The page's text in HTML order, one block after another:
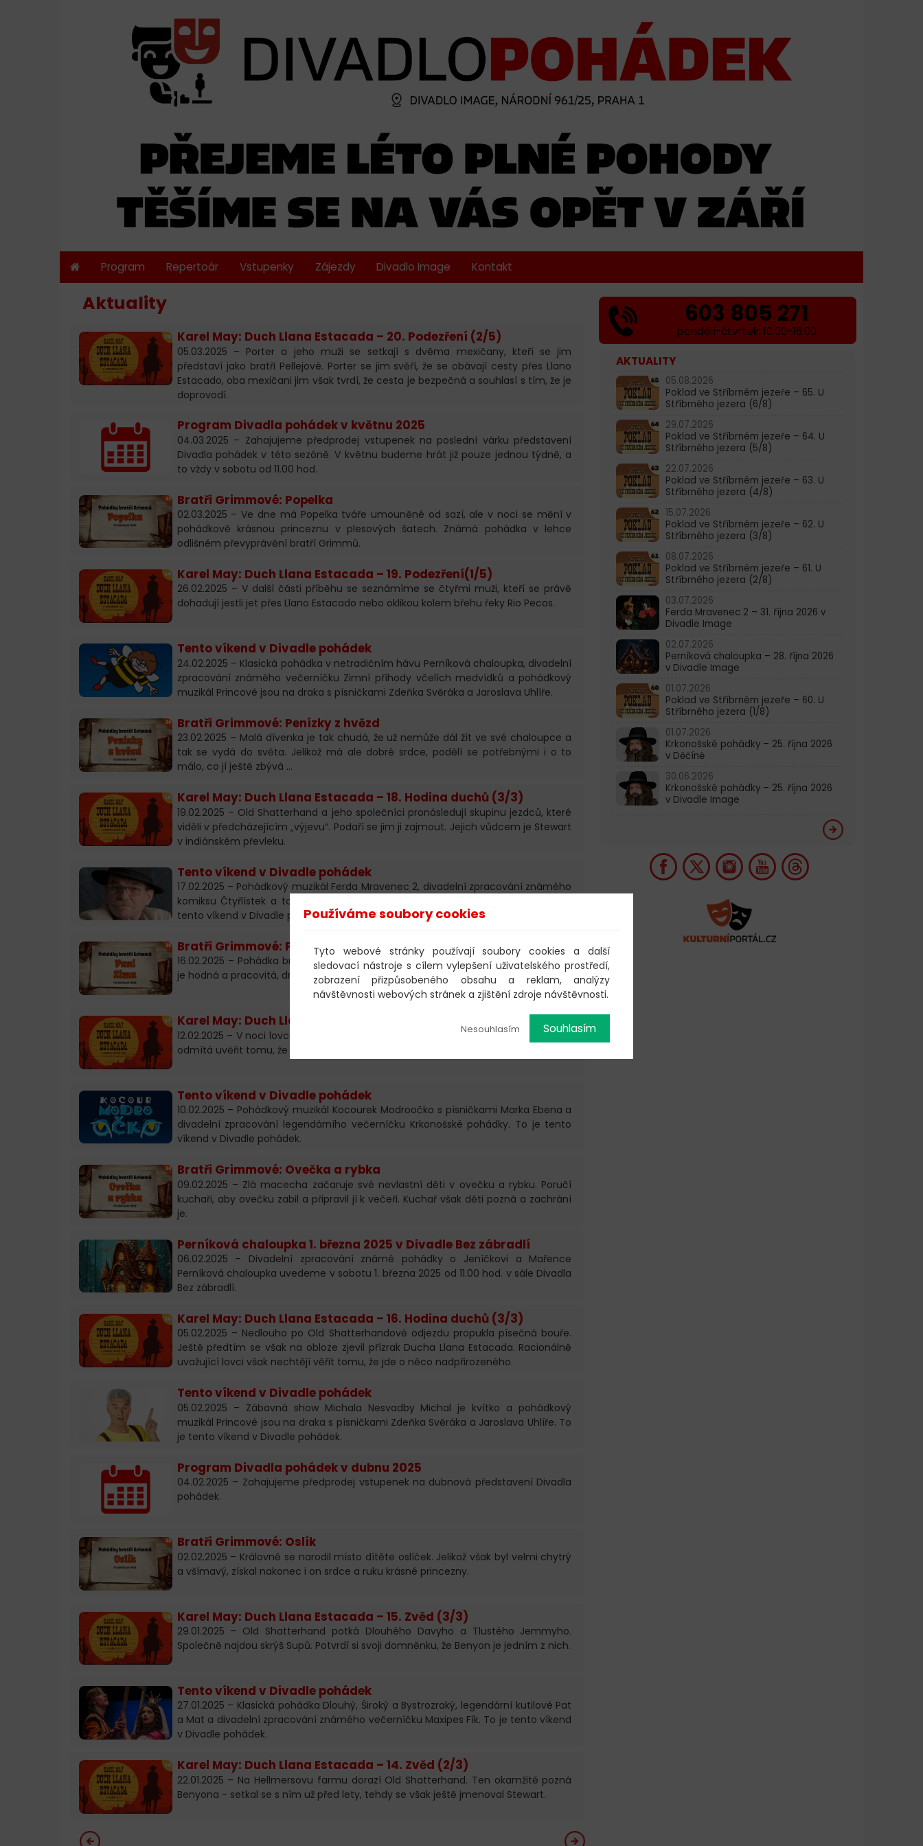
Program Repertoár Vstupenky Zájezdy Divadlo Image Kontakt
Aktuality
Karel May: Duch Llana Estacada – 20. Podezření (2/5)
05.03.2025 – Porter a jeho muži se setkají s dvěma mexičany, kteří se jim
představí jako bratři Pellejové. Porter se jim svěří, že se obávají cesty přes Llano
Estacado, oba mexičani jim však tvrdí, že cesta je bezpečná a souhlasí s tím, že je
doprovodí.
Program Divadla pohádek v květnu 2025
04.03.2025 – Zahajujeme předprodej vstupenek na poslední várku představení
Divadla pohádek v této sezóně. V květnu budeme hrát již pouze jednou týdně, a
to vždy v sobotu od 11.00 hod.
Bratři Grimmové: Popelka
02.03.2025 – Ve dne má Popelka tváře umouněné od sazí, ale v noci se mění v
pohádkově krásnou princeznu v plesových šatech. Známá pohádka v lehce
odlišném převyprávění bratří Grimmů.
Karel May: Duch Llana Estacada – 19. Podezření(1/5)
26.02.2025 – V další části příběhu se seznámíme se čtyřmi muži, kteří se právě
dohadují jestli jet přes Llano Estacado nebo oklikou kolem břehu řeky Rio Pecos.
Tento víkend v Divadle pohádek
24.02.2025 – Klasická pohádka v netradičním hávu Perníková chaloupka, divadelní
zpracování známého večerníčku Zimní příhody včelích medvídků a pohádkový
muzikál Princové jsou na draka s písničkami Zdeňka Svěráka a Jaroslava Uhlíře.
Bratři Grimmové: Penízky z hvězd
23.02.2025 – Malá dívenka je tak chudá, že už nemůže dál žít ve své chaloupce a
tak se vydá do světa. Jelikož má ale dobré srdce, podělí se potřebnými i o to
málo, co jí ještě zbývá …
Karel May: Duch Llana Estacada – 18. Hodina duchů (3/3)
19.02.2025 – Old Shatterhand a jeho společníci pronásledují skupinu jezdců, které
viděli v předcházejícím „výjevu“. Podaří se jim ji zajmout. Jejich vůdcem je Stewart
v indiánském převleku.
Tento víkend v Divadle pohádek
17.02.2025 – Pohádkový muzikál Ferda Mravenec 2, divadelní zpracování známého
komiksu Čtyřlístek a talisman moci a koncert Jaroslava Uhlíře s kapelou. To je
tento víkend v Divadle pohádek.
Bratři Grimmové: Paní Zima
16.02.2025 – Pohádka bratří Grimmů o dvou sestrách, které jsou každá jiná, jedna
je hodná a pracovitá, druhá je líná a zhýčkaná …
Karel May: Duch Llana Estacada – 17. Hodina duchů (2/3)
12.02.2025 – V noci lovce vzbudí další výjevy “Ducha Llana Estacada”. Hobble Frank
odmítá uvěřit tomu, že by to co viděli, šlo nějak racionálně vysvětlit.
Tento víkend v Divadle pohádek
10.02.2025 – Pohádkový muzikál Kocourek Modroočko s písničkami Marka Ebena a
divadelní zpracování legendárního večerníčku Krkonošské pohádky. To je tento
víkend v Divadle pohádek.
Bratři Grimmové: Ovečka a rybka
09.02.2025 – Zlá macecha začaruje své nevlastní děti v ovečku a rybku. Poručí
kuchaři, aby ovečku zabil a připravil jí k večeři. Kuchař však děti pozná a zachrání
je.
Perníková chaloupka 1. března 2025 v Divadle Bez zábradlí
06.02.2025 – Divadelní zpracování známé pohádky o Jeníčkovi a Mařence
Perníková chaloupka uvedeme v sobotu 1. března 2025 od 11.00 hod. v sále Divadla
Bez zábradlí.
Karel May: Duch Llana Estacada – 16. Hodina duchů (3/3)
05.02.2025 – Nedlouho po Old Shatterhandově odjezdu propukla písečná bouře.
Ještě předtím se však na obloze zjevil přízrak Ducha Llana Estacada. Racionálně
uvažující lovci však nechtějí věřit tomu, že jde o něco nadpřirozeného.
Tento víkend v Divadle pohádek
05.02.2025 – Zábavná show Michala Nesvadby Michal je kvítko a pohádkový
muzikál Princové jsou na draka s písničkami Zdeňka Svěráka a Jaroslava Uhlíře. To
je tento víkend v Divadle pohádek.
Program Divadla pohádek v dubnu 2025
04.02.2025 – Zahajujeme předprodej vstupenek na dubnová představení Divadla
pohádek.
Bratři Grimmové: Oslík
02.02.2025 – Královně se narodil místo dítěte oslíček. Jelikož však byl velmi chytrý
a všímavý, získal nakonec i on srdce a ruku krásné princezny.
Karel May: Duch Llana Estacada – 15. Zvěd (3/3)
29.01.2025 – Old Shatterhand potká Dlouhého Davyho a Tlustého Jemmyho.
Společně najdou skrýš Supů. Potvrdí si svoji domněnku, že Benyon je jedním z nich.
Tento víkend v Divadle pohádek
27.01.2025 – Klasická pohádka Dlouhý, Široký a Bystrozraký, legendární kutilové Pat
a Mat a divadelní zpracování známého večerníčku Maxipes Fík. To je tento víkend
v Divadle pohádek.
Karel May: Duch Llana Estacada – 14. Zvěd (2/3)
22.01.2025 – Na Hellmersovu farmu dorazí Old Shatterhand. Ten okamžitě pozná
Benyona - setkal se s ním už před lety, tehdy se však ještě jmenoval Stewart.
603 805 271
pondělí-čtvrtek: 10:00-16:00
AKTUALITY
05.08.2026
Poklad ve Stříbrném jezeře – 65. U
Stříbrného jezera (6/8)
29.07.2026
Poklad ve Stříbrném jezeře – 64. U
Stříbrného jezera (5/8)
22.07.2026
Poklad ve Stříbrném jezeře – 63. U
Stříbrného jezera (4/8)
15.07.2026
Poklad ve Stříbrném jezeře – 62. U
Stříbrného jezera (3/8)
08.07.2026
Poklad ve Stříbrném jezeře – 61. U
Stříbrného jezera (2/8)
03.07.2026
Ferda Mravenec 2 – 31. října 2026 v
Divadle Image
02.07.2026
Perníková chaloupka – 28. října 2026
v Divadle Image
01.07.2026
Poklad ve Stříbrném jezeře – 60. U
Stříbrného jezera (1/8)
01.07.2026
Krkonošské pohádky – 25. října 2026
v Děčíně
30.06.2026
Krkonošské pohádky – 25. října 2026
v Divadle Image
Používáme soubory cookies
Tyto webové stránky používají soubory cookies a další
sledovací nástroje s cílem vylepšení uživatelského prostředí,
zobrazení přizpůsobeného obsahu a reklam, analýzy
návštěvnosti webových stránek a zjištění zdroje návštěvnosti.
Nesouhlasím Souhlasím